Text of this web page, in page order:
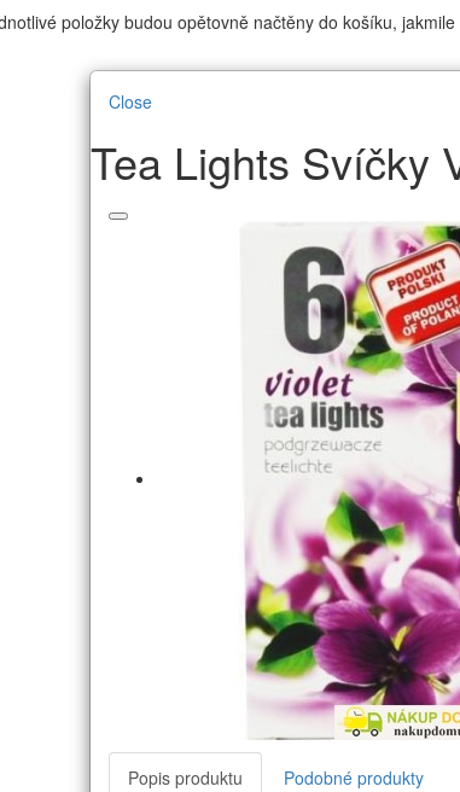
položky budou opětovně načtěny do košíku,
Close
Tea Lights Svíčky
Popis produktu Podobné produkty